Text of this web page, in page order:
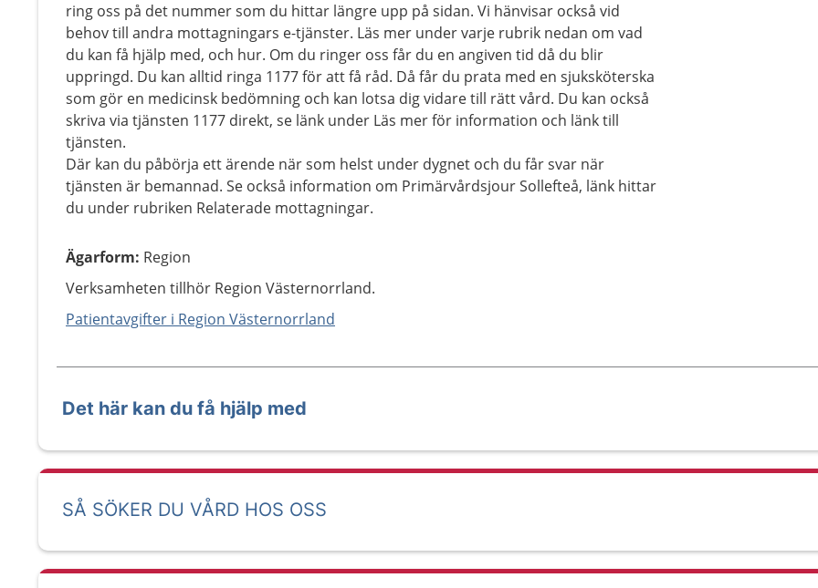
ring oss på det nummer som du hittar längre upp på sidan. Vi hänvisar också vid
behov till andra mottagningars e-tjänster. Läs mer under varje rubrik nedan om vad
du kan få hjälp med, och hur. Om du ringer oss får du en angiven tid då du blir
uppringd. Du kan alltid ringa 1177 för att få råd. Då får du prata med en sjuksköterska
som gör en medicinsk bedömning och kan lotsa dig vidare till rätt vård. Du kan också
skriva via tjänsten 1177 direkt, se länk under Läs mer för information och länk till
tjänsten.
Där kan du påbörja ett ärende när som helst under dygnet och du får svar när
tjänsten är bemannad. Se också information om Primärvårdsjour Sollefteå, länk hittar
du under rubriken Relaterade mottagningar.
Ägarform: Region
Verksamheten tillhör Region Västernorrland.
Patientavgifter i Region Västernorrland
Det här kan du få hjälp med
SÅ SÖKER DU VÅRD HOS OSS